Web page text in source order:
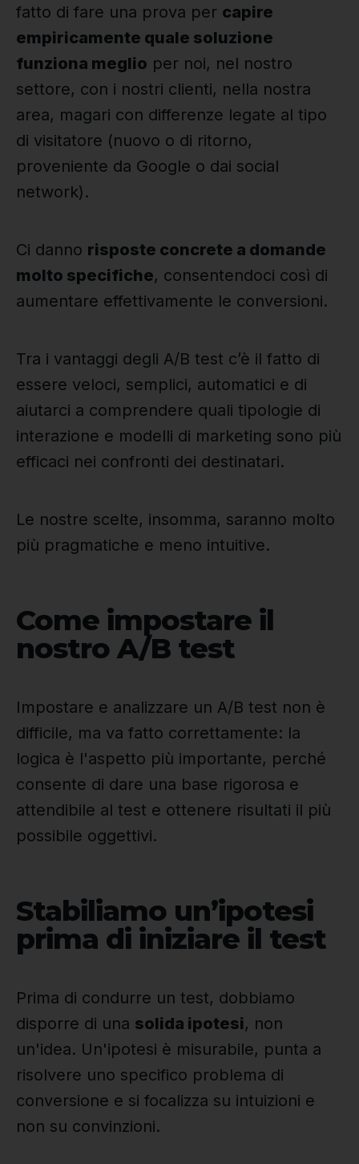
fatto di fare una prova per capire
empiricamente quale soluzione
funziona meglio per noi, nel nostro
settore, con i nostri clienti, nella nostra
area, magari con differenze legate al tipo
di visitatore (nuovo o di ritorno,
proveniente da Google o dai social
network).
Ci danno risposte concrete a domande
molto specifiche, consentendoci così di
aumentare effettivamente le conversioni.
Tra i vantaggi degli A/B test c’è il fatto di
essere veloci, semplici, automatici e di
aiutarci a comprendere quali tipologie di
interazione e modelli di marketing sono più
efficaci nei confronti dei destinatari.
Le nostre scelte, insomma, saranno molto
più pragmatiche e meno intuitive.
Come impostare il
nostro A/B test
Impostare e analizzare un A/B test non è
difficile, ma va fatto correttamente: la
logica è l'aspetto più importante, perché
consente di dare una base rigorosa e
attendibile al test e ottenere risultati il più
possibile oggettivi.
Stabiliamo un’ipotesi
prima di iniziare il test
Prima di condurre un test, dobbiamo
disporre di una solida ipotesi, non
un'idea. Un'ipotesi è misurabile, punta a
risolvere uno specifico problema di
conversione e si focalizza su intuizioni e
non su convinzioni.